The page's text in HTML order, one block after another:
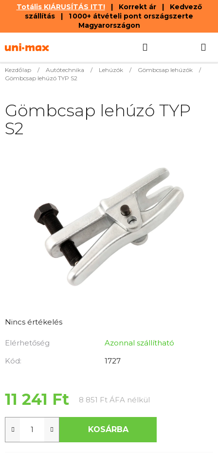
Totális KIÁRUSÍTÁS ITT!| Korrekt ár | Kedvező
szállítás | 1 000+ átvételi pont országszerte
Magyarországon
tartalomhoz
KOSÁR
Kezdőlap / Autótechnika / Lehúzók / Gömbcsap lehúzók
/
Gömbcsap lehúzó TYP S2
A
átlagos
értékelése
0,0
csillag.
Nincs értékelés
Elérhetőség
Azonnal szállítható
Kód:
1727
11 241 Ft 8 851 Ft ÁFA nélkül
KOSÁRBA
Gömbcsap lehúzó TYP
S2